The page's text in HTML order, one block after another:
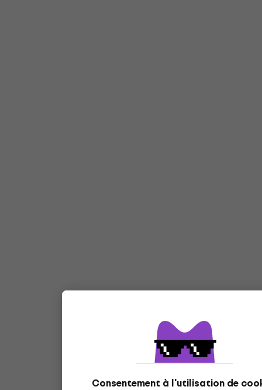
Consentement à l'utilisation de